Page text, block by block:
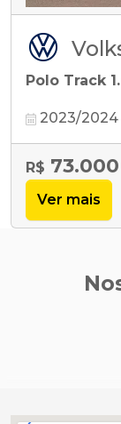
Polo Track
2023/2024
R$ 73.000
Ver mais